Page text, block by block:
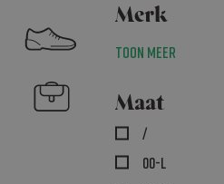
Merk
Toon meer
Maat
/
00-L